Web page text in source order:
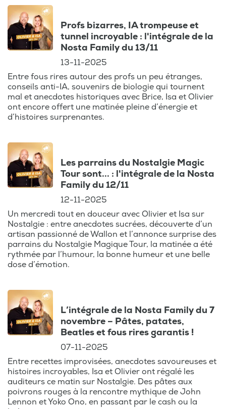
Profs bizarres, IA trompeuse et
tunnel incroyable : l'intégrale de la
Nosta Family du 13/11
13-11-2025
Entre fous rires autour des profs un peu étranges,
conseils anti-IA, souvenirs de biologie qui tournent
mal et anecdotes historiques avec Brice, Isa et Olivier
ont encore offert une matinée pleine d’énergie et
d’histoires surprenantes.
Les parrains du Nostalgie Magic
Tour sont... : l'intégrale de la Nosta
Family du 12/11
12-11-2025
Un mercredi tout en douceur avec Olivier et Isa sur
Nostalgie : entre anecdotes sucrées, découverte d’un
artisan passionné de Wallon et l’annonce surprise des
parrains du Nostalgie Magique Tour, la matinée a été
rythmée par l’humour, la bonne humeur et une belle
dose d’émotion.
L’intégrale de la Nosta Family du 7
novembre – Pâtes, patates,
Beatles et fous rires garantis !
07-11-2025
Entre recettes improvisées, anecdotes savoureuses et
histoires incroyables, Isa et Olivier ont régalé les
auditeurs ce matin sur Nostalgie. Des pâtes aux
poivrons rouges à la rencontre mythique de John
Lennon et Yoko Ono, en passant par le cash ou la